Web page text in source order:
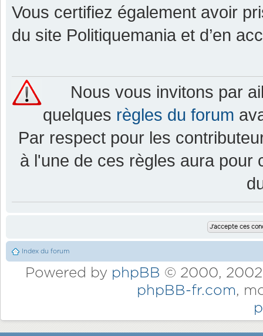
Vous certifiez également avoir
du site Politiquemania et d’en
Nous vous invitons par
quelques règles du forum
Par respect pour les
à l'une de ces règles aura pour
Index du forum
Powered by phpBB © 2000,
phpBB-fr.com,